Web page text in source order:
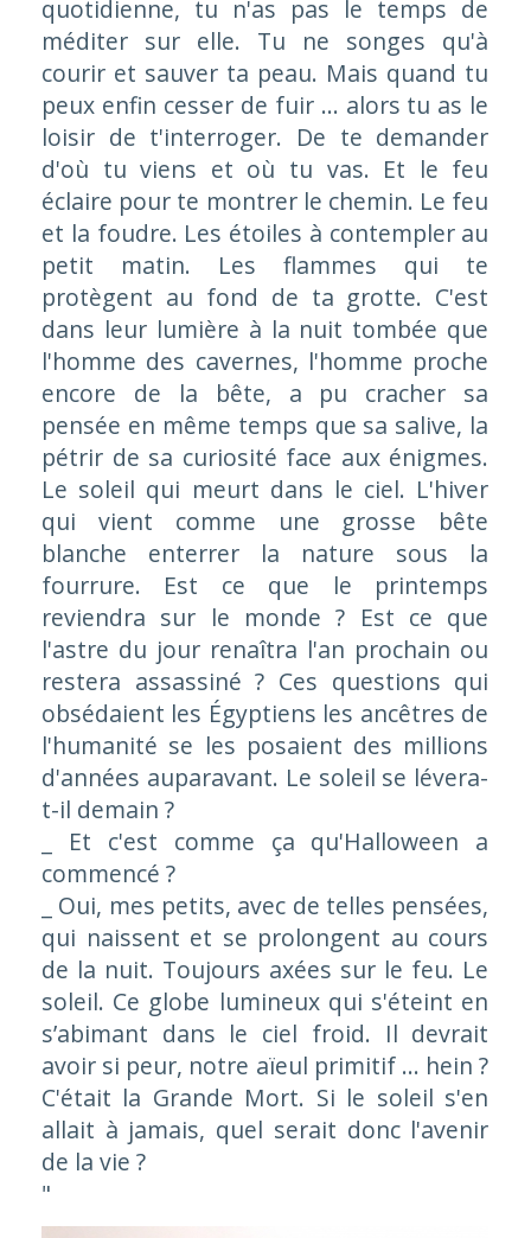
quotidienne, tu n'as pas le temps de
méditer sur elle. Tu ne songes qu'à
courir et sauver ta peau. Mais quand tu
peux enfin cesser de fuir ... alors tu as le
loisir de t'interroger. De te demander
d'où tu viens et où tu vas. Et le feu
éclaire pour te montrer le chemin. Le feu
et la foudre. Les étoiles à contempler au
petit matin. Les flammes qui te
protègent au fond de ta grotte. C'est
dans leur lumière à la nuit tombée que
l'homme des cavernes, l'homme proche
encore de la bête, a pu cracher sa
pensée en même temps que sa salive, la
pétrir de sa curiosité face aux énigmes.
Le soleil qui meurt dans le ciel. L'hiver
qui vient comme une grosse bête
blanche enterrer la nature sous la
fourrure. Est ce que le printemps
reviendra sur le monde ? Est ce que
l'astre du jour renaîtra l'an prochain ou
restera assassiné ? Ces questions qui
obsédaient les Égyptiens les ancêtres de
l'humanité se les posaient des millions
d'années auparavant. Le soleil se lévera-
t-il demain ?
_ Et c'est comme ça qu'Halloween a
commencé ?
_ Oui, mes petits, avec de telles pensées,
qui naissent et se prolongent au cours
de la nuit. Toujours axées sur le feu. Le
soleil. Ce globe lumineux qui s'éteint en
s’abimant dans le ciel froid. Il devrait
avoir si peur, notre aïeul primitif ... hein ?
C'était la Grande Mort. Si le soleil s'en
allait à jamais, quel serait donc l'avenir
de la vie ?
"